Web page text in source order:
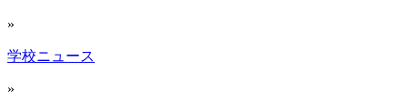
»
学校ニュース
»